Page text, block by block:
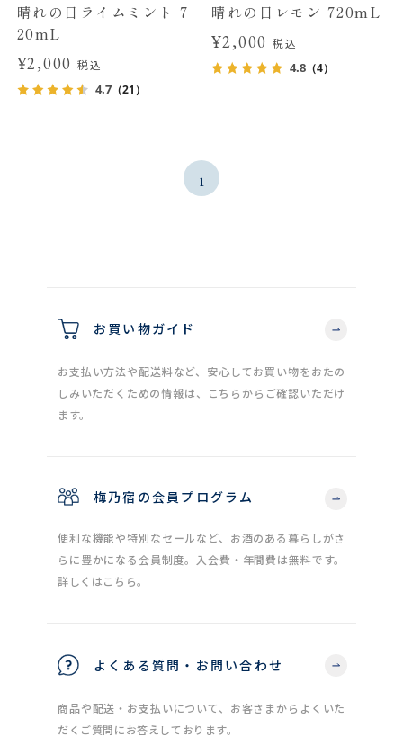
晴れの日ライムミント 7
20mL
¥2,000税込
4.7（21）
晴れの日レモン 720mL
¥2,000 税込
4.8 （4）
1
お買い物ガイド
お支払い方法や配送料など、安心してお買い物をおたの
しみいただくための情報は、こちらからご確認いただけ
ます。
梅乃宿の会員プログラム
便利な機能や特別なセールなど、お酒のある暮らしがさ
らに豊かになる会員制度。入会費・年間費は無料です。
詳しくはこちら。
よくある質問・お問い合わせ
商品や配送・お支払いについて、お客さまからよくいた
だくご質問にお答えしております。